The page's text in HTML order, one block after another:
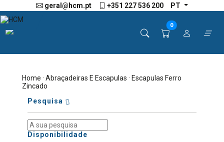
geral@hcm.pt +351 227 536 200 PT
0
Home ·Abraçadeiras E Escapulas · Escapulas Ferro
Zincado
Pesquisa
Disponibilidade